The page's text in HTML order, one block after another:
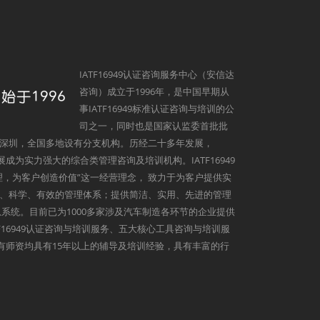
IATF16949认证咨询服务中心（安信达
咨询）成立于1996年，是中国早期从
事IATF16949标准认证咨询与培训的公
司之一，同时也是国家认监委首批批
圳，全国多地设有分支机构。历经二十多年发展，
成为实力强大的综合类管理咨询及培训机构。IATF16949
为客户创造价值”这一经营理念， 致力于为客户提供实
科学、有效的管理体系；提供简洁、实用、先进的管理
统。目前已为1000多家涉及汽车制造各环节的企业提供
认证咨询与培训服务、五大核心工具咨询与培训服
师资均具有15年以上的辅导及培训经验，具有丰富的行